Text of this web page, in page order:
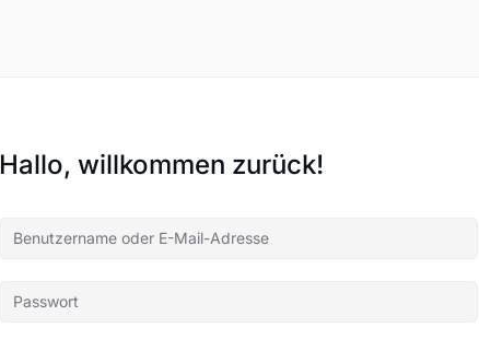
Hallo, willkommen zurück!